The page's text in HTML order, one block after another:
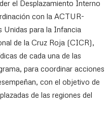
el Desplazamiento Interno
con la ACTUR-
Unidas para la Infancia
de la Cruz Roja (CICR),
de cada una de las
para coordinar acciones
con el objetivo de
de las regiones del